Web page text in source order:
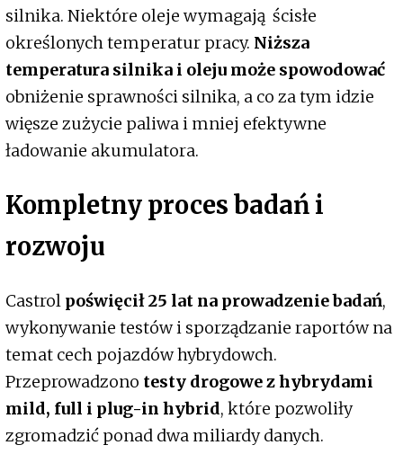
silnika. Niektóre oleje wymagają ścisłe
określonych temperatur pracy. Niższa
temperatura silnika i oleju może spowodować
obniżenie sprawności silnika, a co za tym idzie
więsze zużycie paliwa i mniej efektywne
ładowanie akumulatora.
Kompletny proces badań i
rozwoju
Castrol poświęcił 25 lat na prowadzenie badań,
wykonywanie testów i sporządzanie raportów na
temat cech pojazdów hybrydowch.
Przeprowadzono testy drogowe z hybrydami
mild, full i plug-in hybrid, które pozwoliły
zgromadzić ponad dwa miliardy danych.